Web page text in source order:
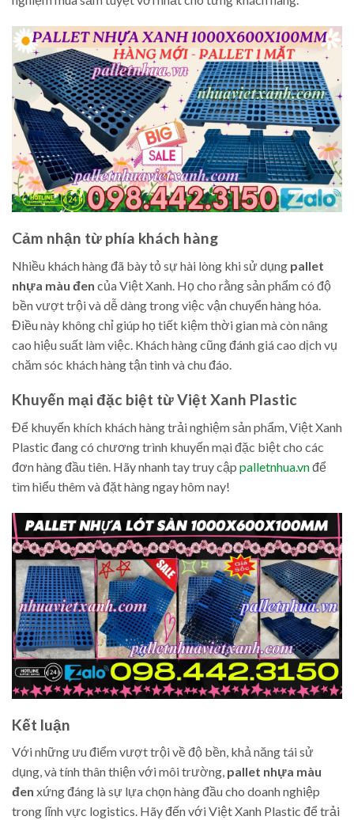
Cảm nhận từ phía khách hàng
Nhiều khách hàng đã bày tỏ sự hài lòng khi sử dụng pallet
nhựa màu đen của Việt Xanh. Họ cho rằng sản phẩm có độ
bền vượt trội và dễ dàng trong việc vận chuyển hàng hóa.
Điều này không chỉ giúp họ tiết kiệm thời gian mà còn nâng
cao hiệu suất làm việc. Khách hàng cũng đánh giá cao dịch vụ
chăm sóc khách hàng tận tình và chu đáo.
Khuyến mại đặc biệt từ Việt Xanh Plastic
Để khuyến khích khách hàng trải nghiệm sản phẩm, Việt Xanh
Plastic đang có chương trình khuyến mại đặc biệt cho các
đơn hàng đầu tiên. Hãy nhanh tay truy cập palletnhua.vnđể
tìm hiểu thêm và đặt hàng ngay hôm nay!
Kết luận
Với những ưu điểm vượt trội về độ bền, khả năng tái sử
dụng, và tính thân thiện với môi trường, pallet nhựa màu
đen xứng đáng là sự lựa chọn hàng đầu cho doanh nghiệp
trong lĩnh vực logistics. Hãy đến với Việt Xanh Plastic để trải